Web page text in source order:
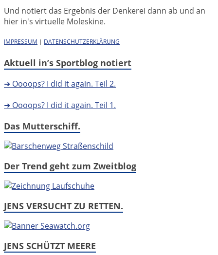
Und notiert das Ergebnis der Denkerei dann ab und an
hier in's virtuelle Moleskine.
IMPRESSUM | DATENSCHUTZERKLÄRUNG
Aktuell in’s Sportblog notiert
➜ Oooops? I did it again. Teil 2.
➜ Oooops? I did it again. Teil 1.
Das Mutterschiff.
Der Trend geht zum Zweitblog
JENS VERSUCHT ZU RETTEN.
JENS SCHÜTZT MEERE